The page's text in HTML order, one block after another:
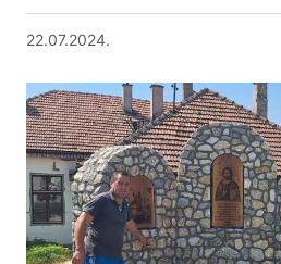
22.07.2024.